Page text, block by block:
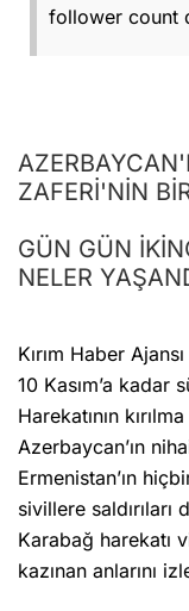
follower count
ZAFERİ'NİN
GÜN GÜN
NELER
Kırım Haber
10 Kasım’a kadar
Harekatının
Azerbaycan’ın
Ermenistan’ın
sivillere saldırıları
Karabağ harekatı
kazınan anlarını